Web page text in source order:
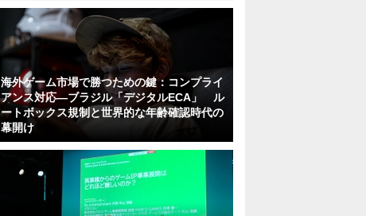
海外ゲーム市場で勝つための鍵：コンプライ
アンス対応—ブラジル「デジタルECA」 ル
ートボックス規制と世界的な年齢確認時代の
幕開け